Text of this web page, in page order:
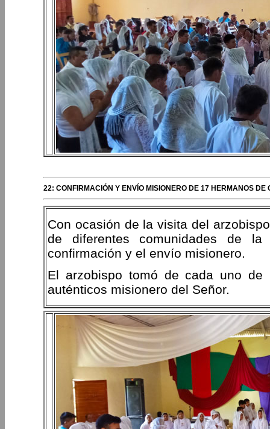
22: CONFIRMACIÓN Y ENVÍO MISIONERO DE 17 HERMANOS
Con ocasión de la visita del
de diferentes comunidades de
confirmación y el envío misionero.
El arzobispo tomó de cada uno de
auténticos misionero del Señor.